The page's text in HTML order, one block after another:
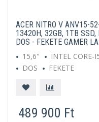
ACER NITRO V ANV15-
13420H, 32GB, 1TB SSD,
DOS - FEKETE GAMER
15,6"
INTEL CORE-
DOS
FEKETE
489 900 Ft